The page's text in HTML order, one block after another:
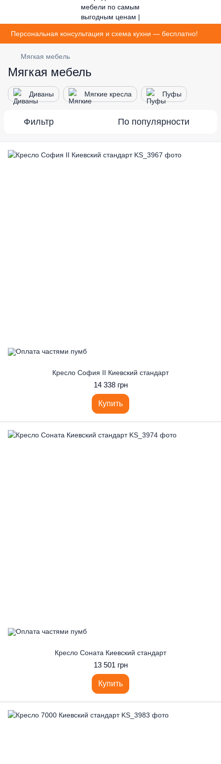
Персональная консультация и схема кухни — бесплатно!
Мягкая мебель
Мягкая мебель
Диваны Мягкие кресла Пуфы
Фильтр По популярности
Кресло София II Киевский стандарт
14 338 грн
Купить
Кресло Соната Киевский стандарт
13 501 грн
Купить